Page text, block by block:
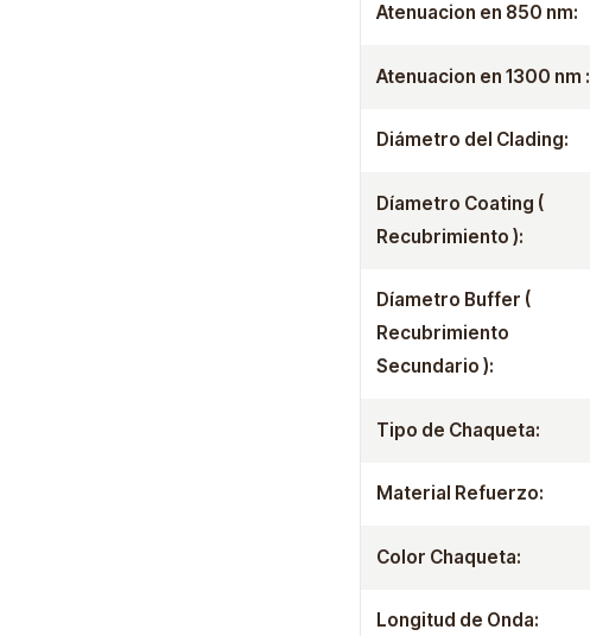
Atenuacion en 850 nm:
Atenuacion en 1300 nm :
Diámetro del Clading:
Díametro Coating (
Recubrimiento ):
Díametro Buffer (
Recubrimiento
Secundario ):
Tipo de Chaqueta:
Material Refuerzo:
Color Chaqueta:
Longitud de Onda: